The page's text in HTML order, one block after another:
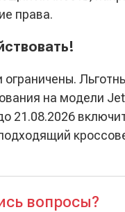
права.
ограничены.
на модели
21.08.2026
вопросы?